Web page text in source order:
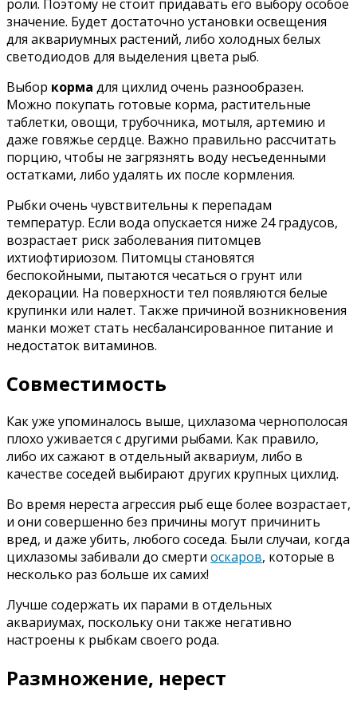
роли. Поэтому не стоит придавать его выбору особое
значение. Будет достаточно установки освещения
для аквариумных растений, либо холодных белых
светодиодов для выделения цвета рыб.
Выбор корма для цихлид очень разнообразен.
Можно покупать готовые корма, растительные
таблетки, овощи, трубочника, мотыля, артемию и
даже говяжье сердце. Важно правильно рассчитать
порцию, чтобы не загрязнять воду несъеденными
остатками, либо удалять их после кормления.
Рыбки очень чувствительны к перепадам
температур. Если вода опускается ниже 24 градусов,
возрастает риск заболевания питомцев
ихтиофтириозом. Питомцы становятся
беспокойными, пытаются чесаться о грунт или
декорации. На поверхности тел появляются белые
крупинки или налет. Также причиной возникновения
манки может стать несбалансированное питание и
недостаток витаминов.
Совместимость
Как уже упоминалось выше, цихлазома чернополосая
плохо уживается с другими рыбами. Как правило,
либо их сажают в отдельный аквариум, либо в
качестве соседей выбирают других крупных цихлид.
Во время нереста агрессия рыб еще более возрастает,
и они совершенно без причины могут причинить
вред, и даже убить, любого соседа. Были случаи, когда
цихлазомы забивали до смерти оскаров, которые в
несколько раз больше их самих!
Лучше содержать их парами в отдельных
аквариумах, поскольку они также негативно
настроены к рыбкам своего рода.
Размножение, нерест